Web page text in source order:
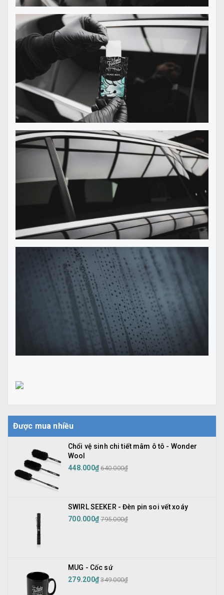
Được mua nhiều
Chổi vệ sinh chi tiết mâm ô tô - Wonder
Wool
448.000₫ 640.000₫
SWIRL SEEKER - Đèn pin soi vết xoáy
700.000₫ 795.000₫
MUG - Cốc sứ
279.200₫ 349.000₫